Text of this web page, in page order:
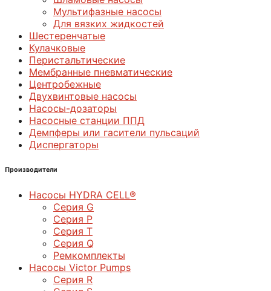
Мультифазные насосы
Для вязких жидкостей
Шестеренчатые
Кулачковые
Перистальтические
Мембранные пневматические
Центробежные
Двухвинтовые насосы
Насосы-дозаторы
Насосные станции ППД
Демпферы или гасители пульсаций
Диспергаторы
Производители
Насосы HYDRA CELL®
Серия G
Серия P
Серия T
Серия Q
Ремкомплекты
Насосы Victor Pumps
Серия R